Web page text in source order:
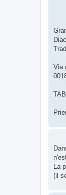
Via
La
(il